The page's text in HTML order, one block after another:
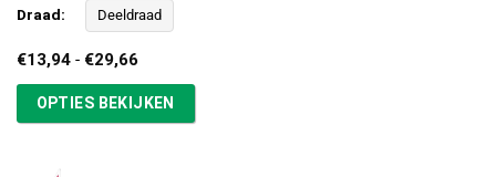
Draad: Deeldraad
€13,94 - €29,66Prijsklasse:
tot
€29,66
OPTIES BEKIJKEN